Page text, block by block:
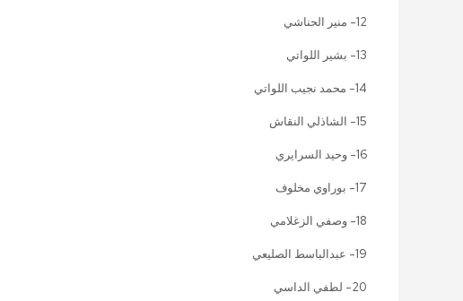
12- منير الحناشي
13- بشير اللواتي
14- محمد نجيب اللواتي
15- الشاذلي النقاش
16- وحيد السرايري
17- بوراوي مخلوف
18- وصفي الزغلامي
19- عبدالباسط الصليعي
20- لطفي الداسي